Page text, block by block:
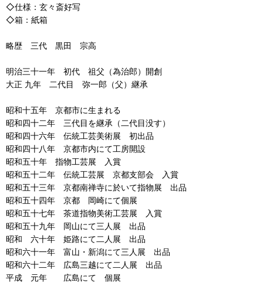
◇仕様：玄々斎好写
◇箱：紙箱
略歴 三代 黒田 宗高
明治三十一年 初代 祖父（為治郎）開創
大正 九年 二代目 弥一郎（父）継承
昭和十五年 京都市に生まれる
昭和四十二年 三代目を継承（二代目没す）
昭和四十六年 伝統工芸美術展 初出品
昭和四十八年 京都市内にて工房開設
昭和五十年 指物工芸展 入賞
昭和五十二年 伝統工芸展 京都支部会 入賞
昭和五十三年 京都南禅寺に於いて指物展 出品
昭和五十四年 京都 岡崎にて個展
昭和五十七年 茶道指物美術工芸展 入賞
昭和五十九年 岡山にて三人展 出品
昭和 六十年 姫路にて二人展 出品
昭和六十一年 富山・新潟にて三人展 出品
昭和六十二年 広島三越にて二人展 出品
平成 元年 広島にて 個展